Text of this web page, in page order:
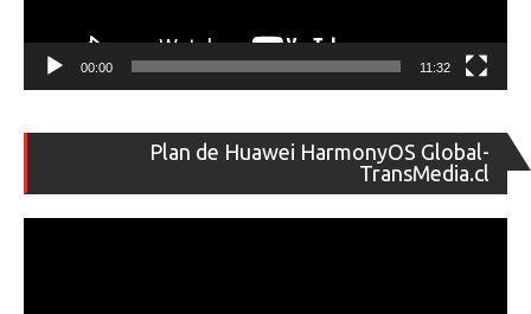
00:00 11:32
Plan de Huawei HarmonyOS Global-
TransMedia.cl
de